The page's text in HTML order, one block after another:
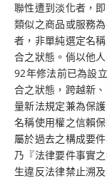
聯性遭到淡化者，
類似之商品或服務
者，非單純選定名
合之狀態。倘以他
92年修法前已為設
合之狀態，跨越新
量新法規定兼為保
名稱使用權之信賴
屬於過去之構成要
乃『法律要件事實
生違反法律禁止溯